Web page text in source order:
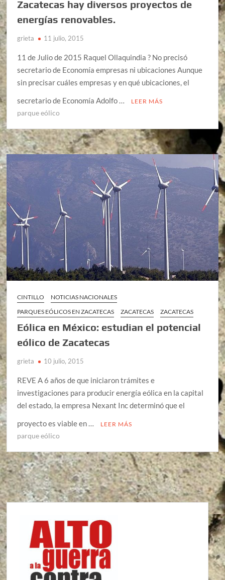
Zacatecas hay diversos proyectos de
energías renovables.
grieta 11 julio, 2015
11 de Julio de 2015 Raquel Ollaquindia ? No precisó
secretario de Economía empresas ni ubicaciones Aunque
sin precisar cuáles empresas y en qué ubicaciones, el
secretario de Economía Adolfo …
LEER MÁS
parque eólico
CINTILLO
NOTICIAS NACIONALES
PARQUES EÓLICOS EN ZACATECAS
ZACATECAS ZACATECAS
Eólica en México: estudian el potencial
eólico de Zacatecas
grieta 10 julio, 2015
REVE A 6 años de que iniciaron trámites e
investigaciones para producir energía eólica en la capital
del estado, la empresa Nexant Inc determinó que el
proyecto es viable en …
LEER MÁS
parque eólico